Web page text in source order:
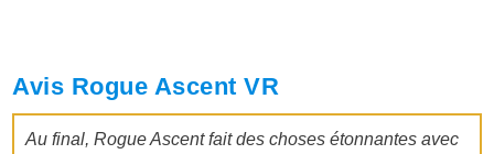
Avis Rogue Ascent VR
Au final, Rogue Ascent fait des choses étonnantes avec